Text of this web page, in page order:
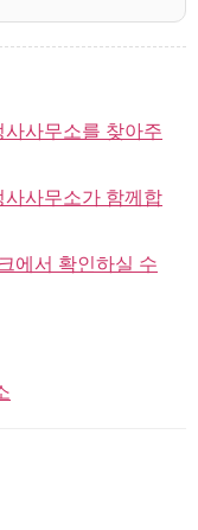
사무소를 찾아주
사무소가 함께합
에서 확인하실 수